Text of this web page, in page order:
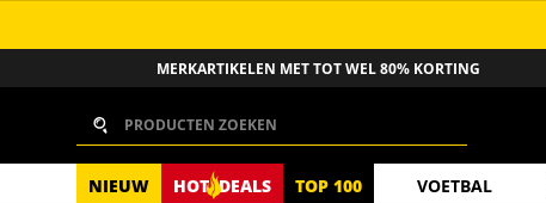
GA NAAR INHOUD
MERKARTIKELEN MET TOT WEL 80% KORTING
NIEUW HOT DEALS TOP 100 VOETBAL
Zoeken